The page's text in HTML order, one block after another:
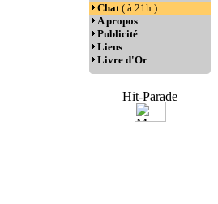
Chat( à 21h )
A propos
Publicité
Liens
Livre d'Or